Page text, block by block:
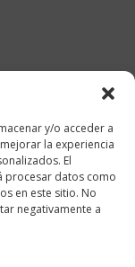
y/o acceder a
la experiencia
El
procesar datos como
en este sitio. No
negativamente a